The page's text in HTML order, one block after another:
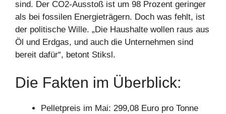
sind. Der CO2-Ausstoß ist um 98 Prozent geringer
als bei fossilen Energieträgern. Doch was fehlt, ist
der politische Wille. „Die Haushalte wollen raus aus
Öl und Erdgas, und auch die Unternehmen sind
bereit dafür“, betont Stiksl.
Die Fakten im Überblick:
Pelletpreis im Mai: 299,08 Euro pro Tonne